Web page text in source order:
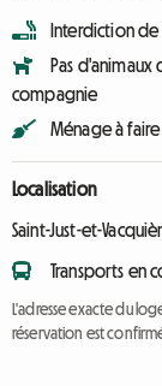
Interdiction
Pas d'animaux
compagnie
Ménage à
Localisation
Saint-Just-et-
Transports en
L'adresse exacte du
réservation est